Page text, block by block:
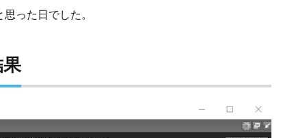
った日でした。